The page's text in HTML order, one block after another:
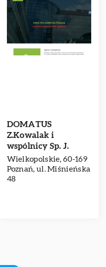
DOMATUS
Z.Kowalak i
wspólnicy Sp. J.
Wielkopolskie, 60-169
Poznań, ul. Miśnieńska
48